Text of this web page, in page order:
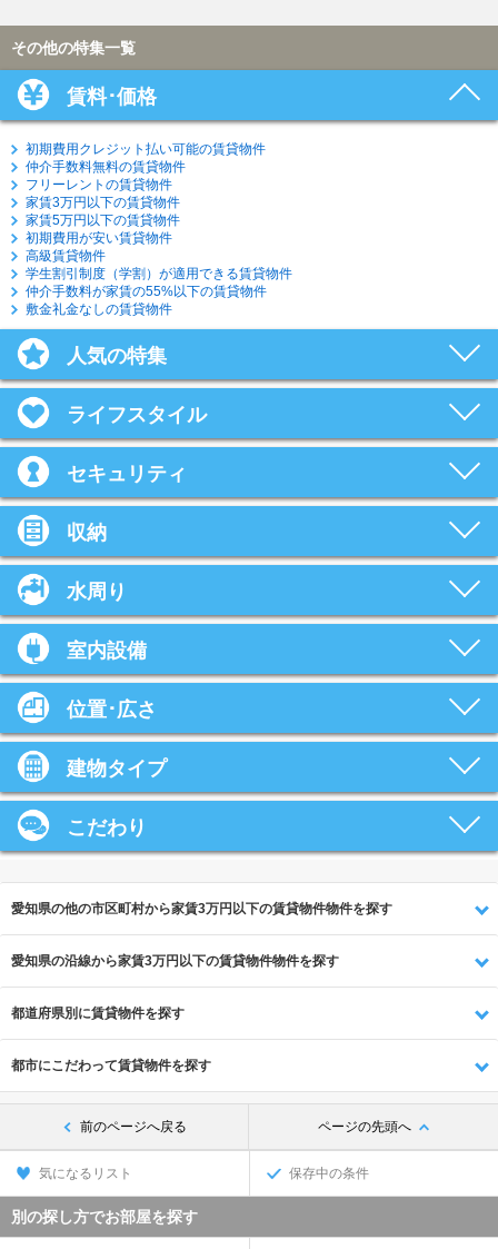
その他の特集一覧
賃料･価格
初期費用クレジット払い可能の賃貸物件
仲介手数料無料の賃貸物件
フリーレントの賃貸物件
家賃3万円以下の賃貸物件
家賃5万円以下の賃貸物件
初期費用が安い賃貸物件
高級賃貸物件
学生割引制度（学割）が適用できる賃貸物件
仲介手数料が家賃の55%以下の賃貸物件
敷金礼金なしの賃貸物件
人気の特集
ライフスタイル
セキュリティ
収納
水周り
室内設備
位置･広さ
建物タイプ
こだわり
愛知県の他の市区町村から家賃3万円以下の賃貸物件物件を探す
愛知県の沿線から家賃3万円以下の賃貸物件物件を探す
都道府県別に賃貸物件を探す
都市にこだわって賃貸物件を探す
前のページへ戻る ページの先頭へ
気になるリスト 保存中の条件
別の探し方でお部屋を探す